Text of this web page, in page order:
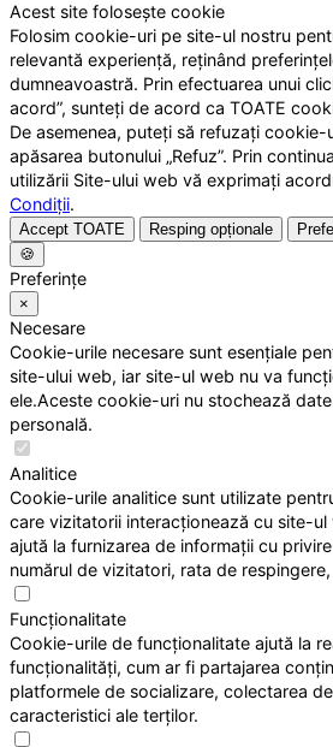
Acest site folosește cookie
Folosim cookie-uri pe site-ul nostru
relevantă experiență, reținând
dumneavoastră. Prin efectuarea unui
acord”, sunteți de acord ca TOATE
De asemenea, puteți să refuzați
apăsarea butonului „Refuz”. Prin
utilizării Site-ului web vă exprimați
Condiții.
Accept TOATE Resping opționale
🍪
Preferințe
×
Necesare
Cookie-urile necesare sunt esențiale
site-ului web, iar site-ul web nu va
ele.Aceste cookie-uri nu stochează
personală.
Analitice
Cookie-urile analitice sunt utilizate
care vizitatorii interacționează cu site-
ajută la furnizarea de informații cu
numărul de vizitatori, rata de
Funcționalitate
Cookie-urile de funcționalitate ajută la
funcționalități, cum ar fi partajarea
platformele de socializare, colectarea
caracteristici ale terților.